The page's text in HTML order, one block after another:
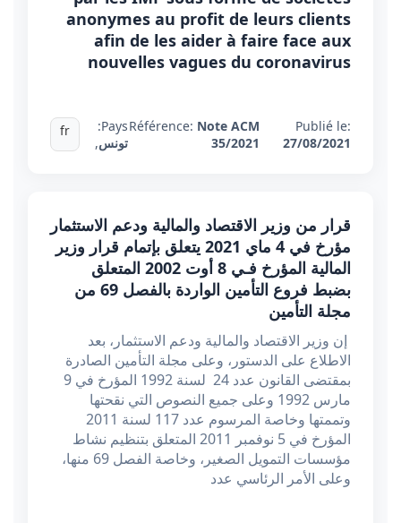
anonymes au profit de leurs clients
afin de les aider à faire face aux
nouvelles vagues du coronavirus
Publié le:
27/08/2021
Référence: Note ACM
35/2021
Pays:
تونس,
fr
قرار من وزير الاقتصاد والمالية ودعم الاستثمار
مؤرخ في 4 ماي 2021 يتعلق بإتمام قرار وزير
المالية المؤرخ فـي 8 أوت 2002 المتعلق
بضبط فروع التأمين الواردة بالفصل 69 من
مجلة التأمين
إن وزير الاقتصاد والمالية ودعم الاستثمار، بعد
الاطلاع على الدستور، وعلى مجلة التأمين الصادرة
بمقتضى القانون عدد 24 لسنة 1992 المؤرخ في 9
مارس 1992 وعلى جميع النصوص التي نقحتها
وتممتها وخاصة المرسوم عدد 117 لسنة 2011
المؤرخ في 5 نوفمبر 2011 المتعلق بتنظيم نشاط
مؤسسات التمويل الصغير، وخاصة الفصل 69 منها،
وعلى الأمر الرئاسي عدد